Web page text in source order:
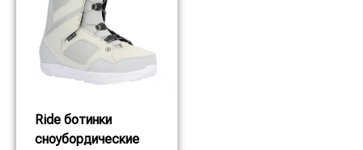
Ride ботинки
сноубордические